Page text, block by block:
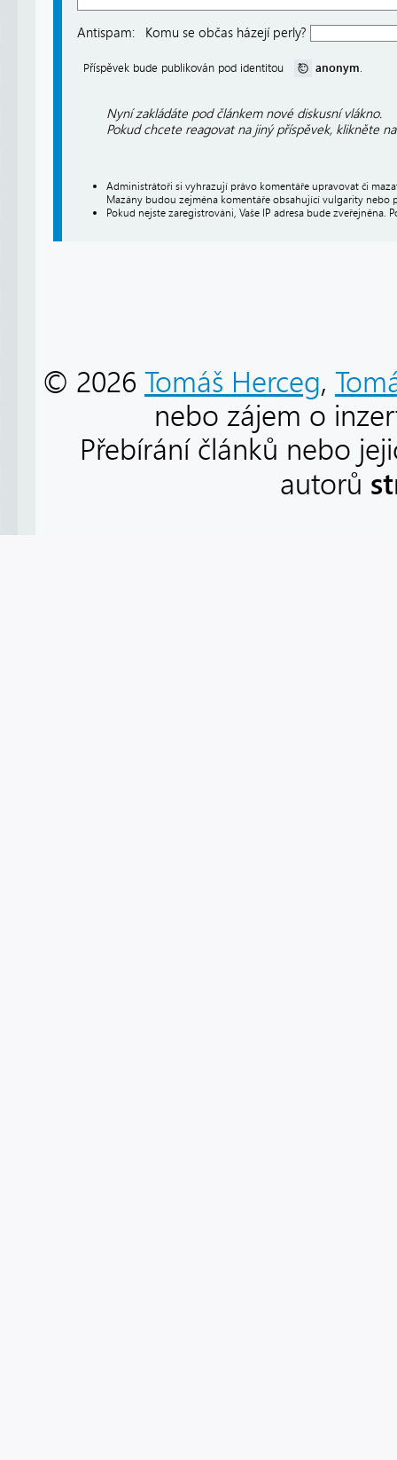
Antispam: Komu se občas házejí perly?
Příspěvek bude publikován pod identitou anonym.
Nyní zakládáte pod článkem nové diskusní vlákno.
Pokud chcete reagovat na jiný příspěvek, klikněte
Administrátoři si vyhrazují právo komentáře upravovat či
Mazány budou zejména komentáře obsahující vulgarity nebo
Pokud nejste zaregistrováni, Vaše IP adresa bude
© 2026 Tomáš Herceg,
nebo zájem o
Přebírání článků nebo
autorů